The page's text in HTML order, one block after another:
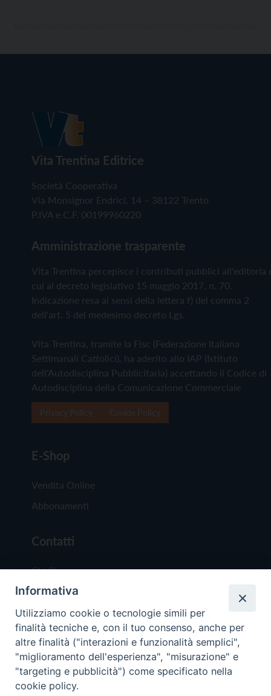
Vita Trentina Editrice
Società Cooperativa
Via Monsignor Endrici, 14 – 38122 Trento
P.IVA e C.F. 00199960220
Amministrazione trasparente
Vita Trentina percepisce i contributi pubblici all'editoria
cui al decreto legislativo 15 maggio 2017, n. 70.
Indicazione resa ai sensi della lettera f) del comma 2
dell'art. 5 del medesimo decreto Lgs.
Vita Trentina, tramite la Fisc (Federazione Italiana
Settimanali Cattolici), ha aderito allo IAP (Istituto
dell'Autodisciplina Pubblicitaria) accettando il Codice di
Autodisciplina della Comunicazione Commerciale
E-Shop
Vendita Online
Abbonamenti
Contatti
Chi Siamo
Redazione
Scrivici
Copyright © 2019 - Tutti i diritti riservati - Vita
Informativa
Utilizziamo cookie o tecnologie simili per
finalità tecniche e, con il tuo consenso, anche per
altre finalità ("interazioni e funzionalità semplici",
"miglioramento dell'esperienza", "misurazione" e
"targeting e pubblicità") come specificato nella
cookie policy.